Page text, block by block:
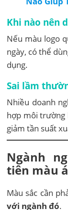
Khi nào nên
Nếu màu logo
ngày, có thể
dụng.
Sai lầm
Nhiều doanh
hợp môi trường
giảm tần suất
Ngành
tiên màu
Màu sắc cần
với ngành đó.